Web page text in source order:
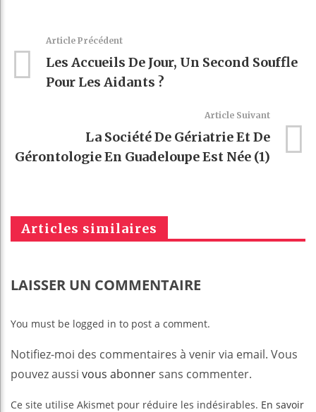
Article Précédent
Les Accueils De Jour, Un Second Souffle
Pour Les Aidants ?
Article Suivant
La Société De Gériatrie Et De
Gérontologie En Guadeloupe Est Née (1)
Articles similaires
LAISSER UN COMMENTAIRE
You must be logged in to post a comment.
Notifiez-moi des commentaires à venir via email. Vous
pouvez aussi vous abonnersans commenter.
Ce site utilise Akismet pour réduire les indésirables. En savoir